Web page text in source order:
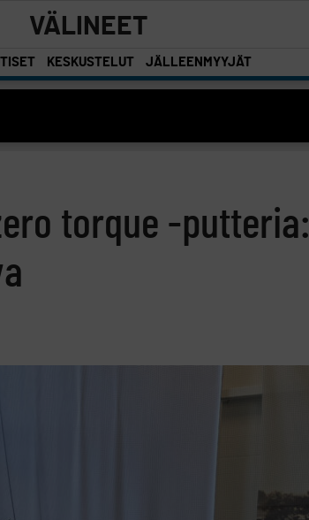
VÄLINEET
KESKUSTELUT JÄLLEENMYYJÄT
torque -putteria: